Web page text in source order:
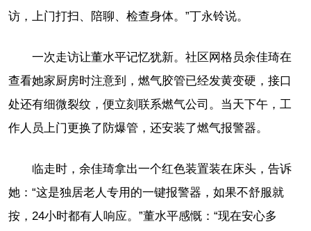
访，上门打扫、陪聊、检查身体。”丁永铃说。
一次走访让董水平记忆犹新。社区网格员余佳琦在
查看她家厨房时注意到，燃气胶管已经发黄变硬，接口
处还有细微裂纹，便立刻联系燃气公司。当天下午，工
作人员上门更换了防爆管，还安装了燃气报警器。
临走时，余佳琦拿出一个红色装置装在床头，告诉
她：“这是独居老人专用的一键报警器，如果不舒服就
按，24小时都有人响应。”董水平感慨：“现在安心多